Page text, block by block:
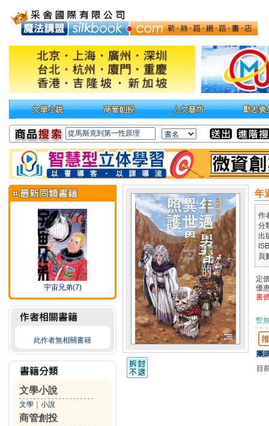
宇宙兄弟(7)
此作者無相關書籍
文學小說
文學 小說
商管創投
年
作
分
出
頁
定
優
書
暫
團
目